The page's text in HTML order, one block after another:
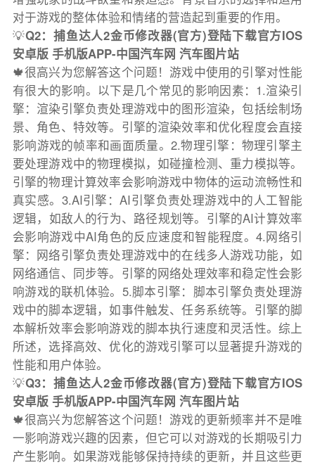
对于游戏的整体体验和情绪的营造起到重要的作用。
💡Q2：捕鱼达人2金币修改器(官方)登陆下载官方IOS
安卓版 手机版APP-中国汽车网 汽车图片站
🍁很高兴为您解答这个问题！游戏中使用的引擎对性能
有很大的影响。以下是几个常见的影响因素：1.渲染引
擎：渲染引擎负责处理游戏中的图形渲染，包括绘制场
景、角色、特效等。引擎的渲染效率和优化程度会直接
影响游戏的帧率和画面质量。2.物理引擎：物理引擎主
要处理游戏中的物理模拟，如碰撞检测、重力模拟等。
引擎的物理计算效率会影响游戏中物体的运动流畅性和
真实感。3.AI引擎：AI引擎负责处理游戏中的人工智能
逻辑，如敌人的行为、路径规划等。引擎的AI计算效率
会影响游戏中AI角色的反应速度和智能程度。4.网络引
擎：网络引擎负责处理游戏中的在线多人游戏功能，如
网络通信、同步等。引擎的网络处理效率和稳定性会影
响游戏的联机体验。5.脚本引擎：脚本引擎负责处理游
戏中的脚本逻辑，如事件触发、任务系统等。引擎的脚
本解析效率会影响游戏的脚本执行速度和灵活性。综上
所述，选择高效、优化的游戏引擎可以显著提升游戏的
性能和用户体验。
💡Q3：捕鱼达人2金币修改器(官方)登陆下载官方IOS
安卓版 手机版APP-中国汽车网 汽车图片站
🍁很高兴为您解答这个问题！游戏的更新频率并不是唯
一影响游戏兴趣的因素，但它可以对游戏的长期吸引力
产生影响。如果游戏能够保持持续的更新，并且这些更